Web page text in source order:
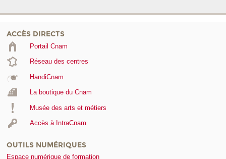
ACCÈS DIRECTS
Portail Cnam
Réseau des centres
HandiCnam
La boutique du Cnam
Musée des arts et métiers
Accès à IntraCnam
OUTILS NUMÉRIQUES
Espace numérique de formation